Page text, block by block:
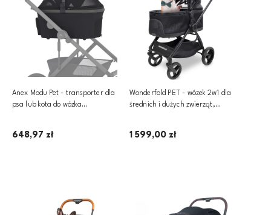
Anex Modu Pet - transporter dla
psa lub kota do wózka
648,97 zł
Wonderfold PET - wózek 2w1 dla
średnich i dużych zwierząt,
1 599,00 zł